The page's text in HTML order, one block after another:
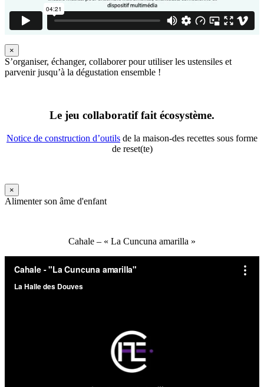
×
S’organiser, échanger, collaborer pour utiliser les ustensiles et
parvenir jusqu’à la dégustation ensemble !
Le jeu collaboratif fait écosystème.
Notice de construction d’outils de la maison-des recettes sous forme
de reset(te)
×
Alimenter son âme d'enfant
Cahale – « La Cuncuna amarilla »